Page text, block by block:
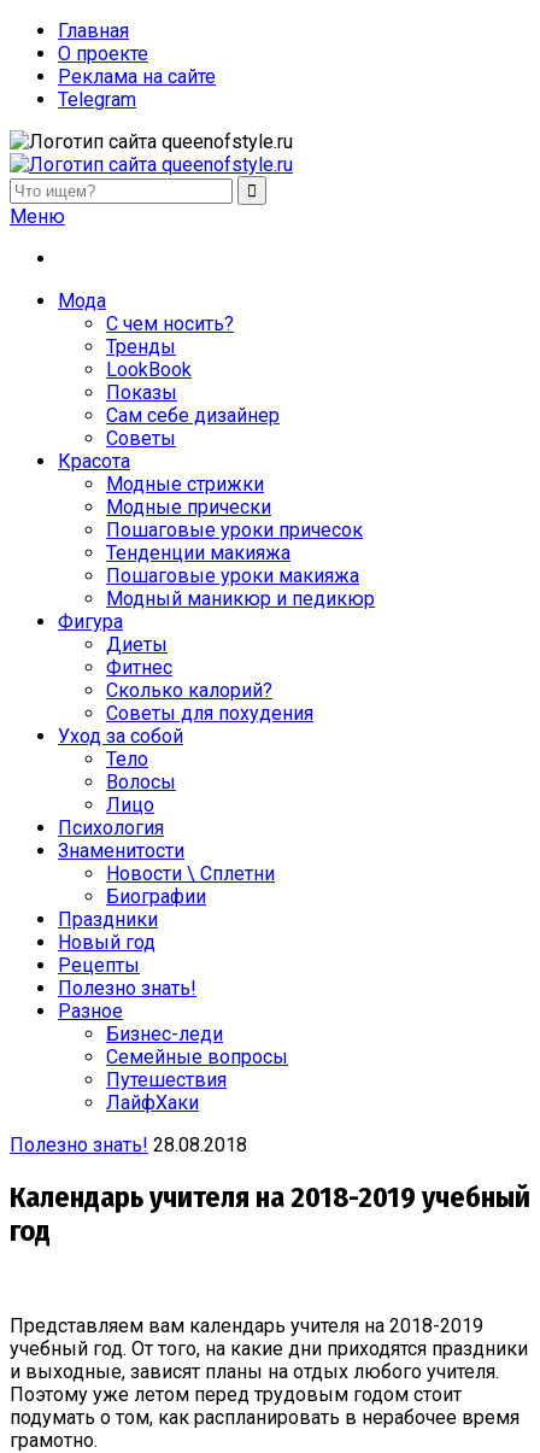
Главная
О проекте
Реклама на сайте
Telegram
queenofstyle.ru
Женский сайт о моде и красоте. Истории преображения и
похудения, отзывы о процедурах и косметике
Меню
Мода
С чем носить?
Тренды
LookBook
Показы
Сам себе дизайнер
Советы
Красота
Модные стрижки
Модные прически
Пошаговые уроки причесок
Тенденции макияжа
Пошаговые уроки макияжа
Модный маникюр и педикюр
Фигура
Диеты
Фитнес
Сколько калорий?
Советы для похудения
Уход за собой
Тело
Волосы
Лицо
Психология
Знаменитости
Новости \ Сплетни
Биографии
Праздники
Новый год
Рецепты
Полезно знать!
Разное
Бизнес-леди
Семейные вопросы
Путешествия
ЛайфХаки
Полезно знать! 28.08.2018
Календарь учителя на 2018-2019 учебный
год
Представляем вам календарь учителя на 2018-2019
учебный год. От того, на какие дни приходятся праздники
и выходные, зависят планы на отдых любого учителя.
Поэтому уже летом перед трудовым годом стоит
подумать о том, как распланировать в нерабочее время
грамотно.